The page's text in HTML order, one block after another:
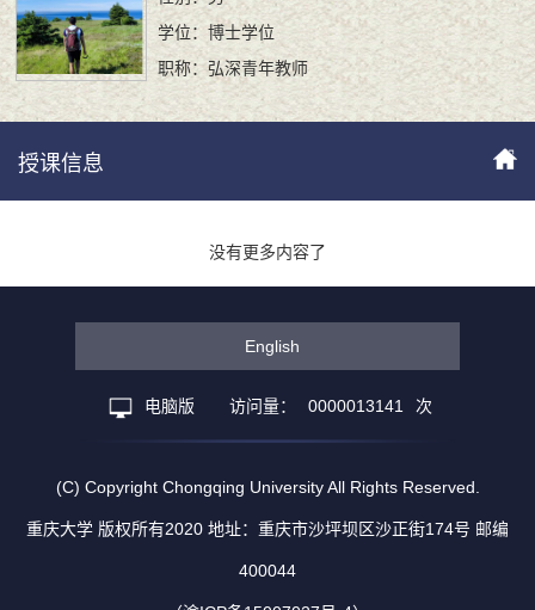
学位：博士学位
职称：弘深青年教师
授课信息
没有更多内容了
English
电脑版 访问量： 0000013141 次
(C) Copyright Chongqing University All Rights Reserved.
重庆大学 版权所有2020 地址：重庆市沙坪坝区沙正街174号 邮编
400044